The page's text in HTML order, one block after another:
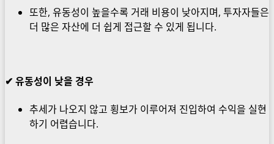
또한, 유동성이 높을수록 거래 비용이 낮아지며, 투자자들은
더 많은 자산에 더 쉽게 접근할 수 있게 됩니다.
✔ 유동성이 낮을 경우
추세가 나오지 않고 횡보가 이루어져 진입하여 수익을 실현
하기 어렵습니다.